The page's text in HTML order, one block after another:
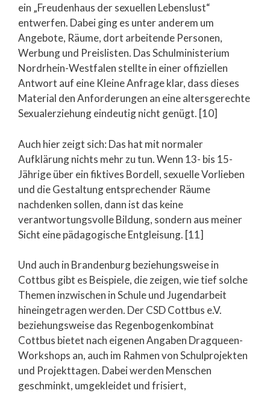
ein „Freudenhaus der sexuellen Lebenslust“
entwerfen. Dabei ging es unter anderem um
Angebote, Räume, dort arbeitende Personen,
Werbung und Preislisten. Das Schulministerium
Nordrhein-Westfalen stellte in einer offiziellen
Antwort auf eine Kleine Anfrage klar, dass dieses
Material den Anforderungen an eine altersgerechte
Sexualerziehung eindeutig nicht genügt. [10]
Auch hier zeigt sich: Das hat mit normaler
Aufklärung nichts mehr zu tun. Wenn 13- bis 15-
Jährige über ein fiktives Bordell, sexuelle Vorlieben
und die Gestaltung entsprechender Räume
nachdenken sollen, dann ist das keine
verantwortungsvolle Bildung, sondern aus meiner
Sicht eine pädagogische Entgleisung. [11]
Und auch in Brandenburg beziehungsweise in
Cottbus gibt es Beispiele, die zeigen, wie tief solche
Themen inzwischen in Schule und Jugendarbeit
hineingetragen werden. Der CSD Cottbus e.V.
beziehungsweise das Regenbogenkombinat
Cottbus bietet nach eigenen Angaben Dragqueen-
Workshops an, auch im Rahmen von Schulprojekten
und Projekttagen. Dabei werden Menschen
geschminkt, umgekleidet und frisiert,